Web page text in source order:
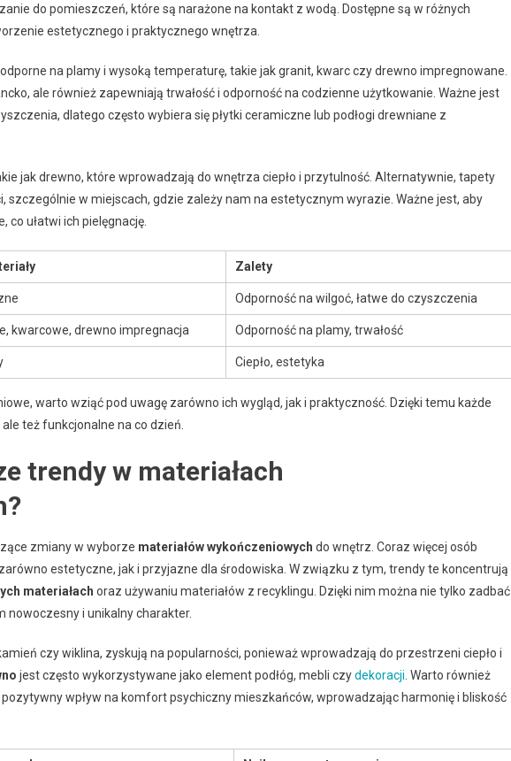
do pomieszczeń, które są narażone na kontakt z wodą. Dostępne są w różnych
estetycznego i praktycznego wnętrza.
na plamy i wysoką temperaturę, takie jak granit, kwarc czy drewno impregnowane.
ale również zapewniają trwałość i odporność na codzienne użytkowanie. Ważne jest
dlatego często wybiera się płytki ceramiczne lub podłogi drewniane z
jak drewno, które wprowadzają do wnętrza ciepło i przytulność. Alternatywnie, tapety
szczególnie w miejscach, gdzie zależy nam na estetycznym wyrazie. Ważne jest, aby
ułatwi ich pielęgnację.
Zalety
Odporność na wilgoć, łatwe do czyszczenia
kwarcowe, drewno impregnacja Odporność na plamy, trwałość
Ciepło, estetyka
warto wziąć pod uwagę zarówno ich wygląd, jak i praktyczność. Dzięki temu każde
też funkcjonalne na co dzień.
trendy w materiałach
zmiany w wyborze materiałów wykończeniowych do wnętrz. Coraz więcej osób
estetyczne, jak i przyjazne dla środowiska. W związku z tym, trendy te koncentrują
materiałach oraz używaniu materiałów z recyklingu. Dzięki nim można nie tylko zadbać
nowoczesny i unikalny charakter.
czy wiklina, zyskują na popularności, ponieważ wprowadzają do przestrzeni ciepło i
jest często wykorzystywane jako element podłóg, mebli czydekoracji . Warto również
wpływ na komfort psychiczny mieszkańców, wprowadzając harmonię i bliskość